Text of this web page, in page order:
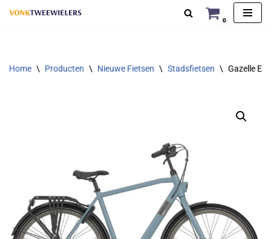
de
0
Home \ Producten \ Nieuwe Fietsen \ Stadsfietsen \ Gazelle